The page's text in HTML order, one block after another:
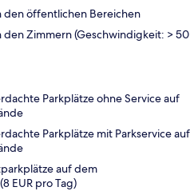
den öffentlichen Bereichen
den Zimmern (Geschwindigkeit: > 50
Parkplätze ohne Service auf
Parkplätze mit Parkservice auf
auf dem
EUR pro Tag)